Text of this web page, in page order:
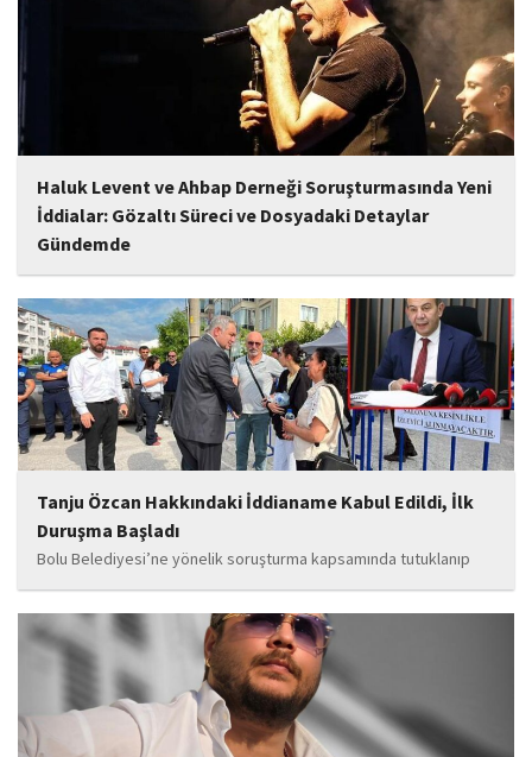
çalışmalarına göre daha olgun,...
Haluk Levent ve Ahbap Derneği Soruşturmasında Yeni
İddialar: Gözaltı Süreci ve Dosyadaki Detaylar
Gündemde
İstanbul Cumhuriyet Başsavcılığı tarafından yürütülen ve Haluk
Levent ile kurucusu olduğu Ahbap Derneği'ni kapsadığı belirtilen
soruşturmaya ilişkin yeni iddialar gündeme geldi. Edinilen
bilgilere göre, soruşturmanın ani bir operasyonla değil, aylar...
Tanju Özcan Hakkındaki İddianame Kabul Edildi, İlk
Duruşma Başladı
Bolu Belediyesi’ne yönelik soruşturma kapsamında tutuklanıp
belediye başkanlığı görevinden uzaklaştırılan Tanju Özcan’ın da
aralarında bulunduğu 6’sı tutuklu 19 sanığın yargılandığı dava
başladı.